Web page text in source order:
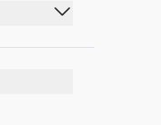
16:00 - 01:00